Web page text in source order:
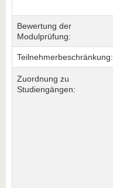
Bewertung der
Modulprüfung:
Teilnehmerbeschränkung:
Zuordnung zu
Studiengängen: